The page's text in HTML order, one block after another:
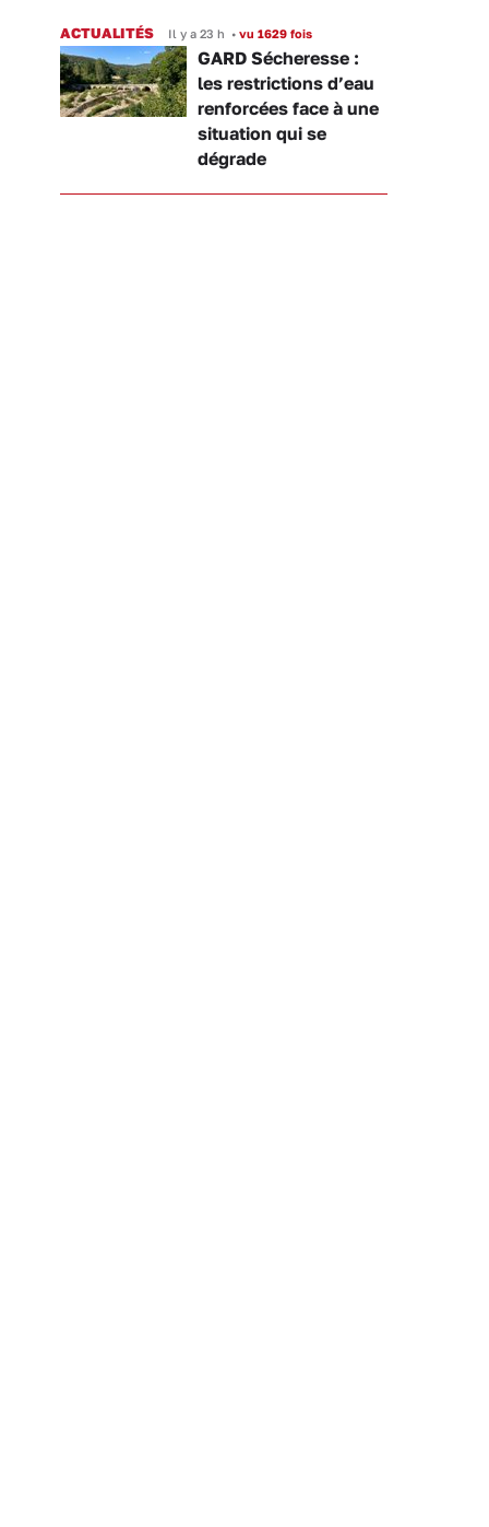
ACTUALITÉS Il y a 23 h • vu 1629 fois
GARD Sécheresse :
les restrictions d’eau
renforcées face à une
situation qui se
dégrade